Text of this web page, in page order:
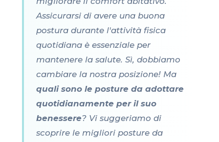
Assicurarsi di avere una buona
postura durante l'attività fisica
quotidiana è essenziale per
mantenere la salute. Sì, dobbiamo
cambiare la nostra posizione! Ma
quali sono le posture da adottare
quotidianamente per il suo
benessere? Vi suggeriamo di
scoprire le migliori posture da